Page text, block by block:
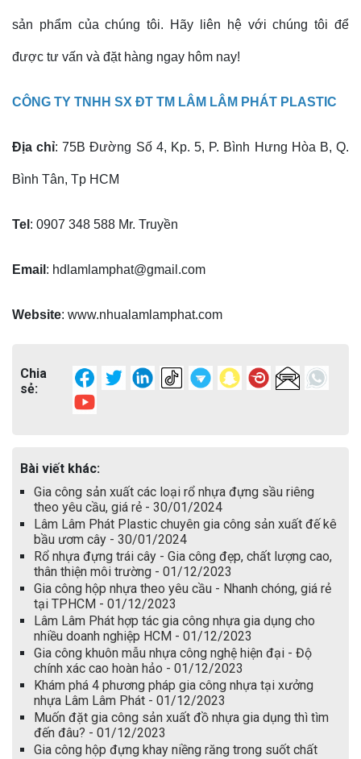
sản phẩm của chúng tôi. Hãy liên hệ với chúng tôi để
được tư vấn và đặt hàng ngay hôm nay!
CÔNG TY TNHH SX ĐT TM LÂM LÂM PHÁT PLASTIC
Địa chỉ: 75B Đường Số 4, Kp. 5, P. Bình Hưng Hòa B, Q.
Bình Tân, Tp HCM
Tel : 0907 348 588 Mr. Truyền
Email : hdlamlamphat@gmail.com
Website: www.nhualamlamphat.com
Chia
sẻ:
Bài viết khác:
Gia công sản xuất các loại rổ nhựa đựng sầu riêng
theo yêu cầu, giá rẻ - 30/01/2024
Lâm Lâm Phát Plastic chuyên gia công sản xuất đế kê
bầu ươm cây - 30/01/2024
Rổ nhựa đựng trái cây - Gia công đẹp, chất lượng cao,
thân thiện môi trường - 01/12/2023
Gia công hộp nhựa theo yêu cầu - Nhanh chóng, giá rẻ
tại TPHCM - 01/12/2023
Lâm Lâm Phát hợp tác gia công nhựa gia dụng cho
nhiều doanh nghiệp HCM - 01/12/2023
Gia công khuôn mẫu nhựa công nghệ hiện đại - Độ
chính xác cao hoàn hảo - 01/12/2023
Khám phá 4 phương pháp gia công nhựa tại xưởng
nhựa Lâm Lâm Phát - 01/12/2023
Muốn đặt gia công sản xuất đồ nhựa gia dụng thì tìm
đến đâu? - 01/12/2023
Gia công hộp đựng khay niềng răng trong suốt chất